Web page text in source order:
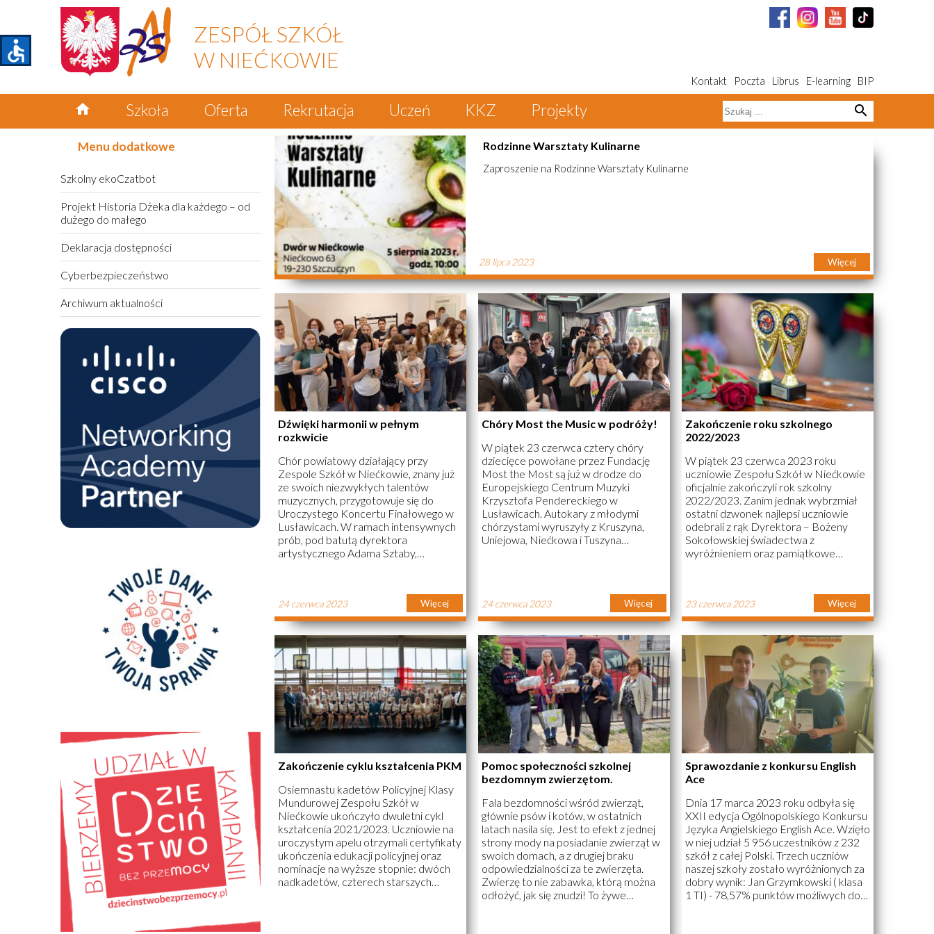
ZESPÓŁ SZKÓŁ
W NIEĆKOWIE
Kontakt Poczta Librus E-learning BIP
home Szkoła Oferta Rekrutacja Uczeń KKZ Projekty search
Menu dodatkowe
Szkolny ekoCzatbot
Projekt Historia Dżeka dla każdego – od
dużego do małego
Deklaracja dostępności
Cyberbezpieczeństwo
Archiwum aktualności
Rodzinne Warsztaty Kulinarne
Zaproszenie na Rodzinne Warsztaty Kulinarne
28 lipca 2023 Więcej
Dźwięki harmonii w pełnym
rozkwicie
Chór powiatowy działający przy
Zespole Szkół w Niećkowie, znany już
ze swoich niezwykłych talentów
muzycznych, przygotowuje się do
Uroczystego Koncertu Finałowego w
Lusławicach. W ramach intensywnych
prób, pod batutą dyrektora
artystycznego Adama Sztaby,
aby zaprezentować niezapomniane
brzmienie w akompaniamencie
orkiestry. Koncert odbędzie się 29
czerwca i będzie okazją dla chóru do
pokazania swojego talentu szerokiej
publiczności. To wyjątkowe wydarzenie
muzyczne obiecuje dostarczyć
słuchaczom [...]
24 czerwca 2023 Więcej
Chóry Most the Music w podróży!
W piątek 23 czerwca cztery chóry
dziecięce powołane przez Fundację
Most the Most są już w drodze do
Europejskiego Centrum Muzyki
Krzysztofa Pendereckiego w
Lusławicach. Autokary z młodymi
chórzystami wyruszyły z Kruszyna,
Uniejowa, Niećkowa i Tuszyna
się na tygodniowym obozie muzycznym
organizowanym w ramach programu
Most the Music. Przed nami dni pełne
śpiewu i zabawy, a na [...]
24 czerwca 2023 Więcej
Zakończenie roku szkolnego
2022/2023
W piątek 23 czerwca 2023 roku
uczniowie Zespołu Szkół w Niećkowie
oficjalnie zakończyli rok szkolny
2022/2023. Zanim jednak wybrzmiał
ostatni dzwonek najlepsi uczniowie
odebrali z rąk Dyrektora – Bożeny
Sokołowskiej świadectwa z
wyróżnieniem oraz pamiątkowe
Wychowawcami, by otrzymać z ich rąk
upragnione świadectwo i rozpocząć
zasłużone wakacje. (więcej…)
23 czerwca 2023 Więcej
Zakończenie cyklu kształcenia PKM
Osiemnastu kadetów Policyjnej Klasy
Mundurowej Zespołu Szkół w
Niećkowie ukończyło dwuletni cykl
kształcenia 2021/2023. Uczniowie na
uroczystym apelu otrzymali certyfikaty
ukończenia edukacji policyjnej oraz
nominacje na wyższe stopnie: dwóch
nadkadetów, czterech starszych
Pomoc społeczności szkolnej
bezdomnym zwierzętom.
Fala bezdomności wśród zwierząt,
głównie psów i kotów, w ostatnich
latach nasila się. Jest to efekt z jednej
strony mody na posiadanie zwierząt w
swoich domach, a z drugiej braku
odpowiedzialności za te zwierzęta.
Zwierzę to nie zabawka, którą można
odłożyć, jak się znudzi! To żywe
Sprawozdanie z konkursu English
Ace
Dnia 17 marca 2023 roku odbyła się
XXII edycja Ogólnopolskiego Konkursu
Języka Angielskiego English Ace. Wzięło
w niej udział 5 956 uczestników z 232
szkół z całej Polski. Trzech uczniów
naszej szkoły zostało wyróżnionych za
dobry wynik: Jan Grzymkowski ( klasa
1 TI) - 78,57% punktów możliwych do
accessible